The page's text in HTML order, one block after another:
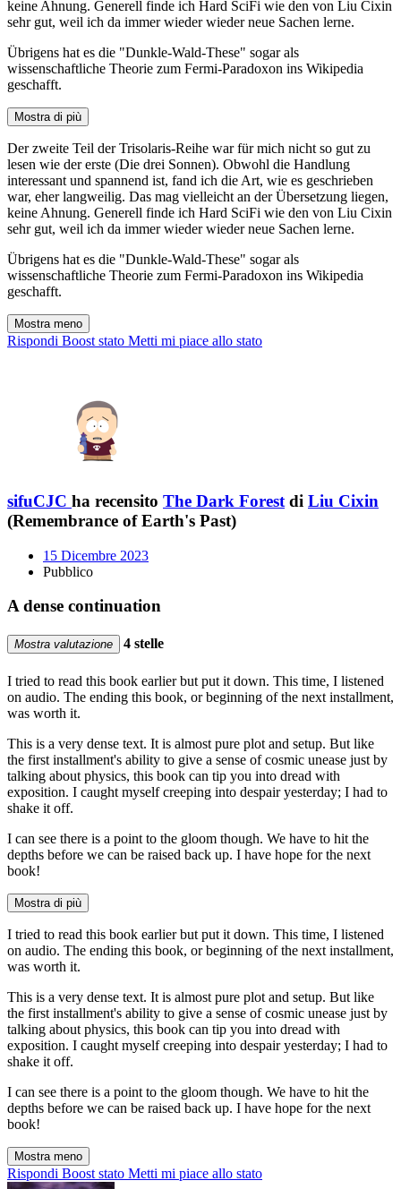
keine Ahnung. Generell finde ich Hard SciFi wie den von Liu Cixin
sehr gut, weil ich da immer wieder wieder neue Sachen lerne.
Übrigens hat es die "Dunkle-Wald-These" sogar als
wissenschaftliche Theorie zum Fermi-Paradoxon ins Wikipedia
geschafft.
Mostra di più
Der zweite Teil der Trisolaris-Reihe war für mich nicht so gut zu
lesen wie der erste (Die drei Sonnen). Obwohl die Handlung
interessant und spannend ist, fand ich die Art, wie es geschrieben
war, eher langweilig. Das mag vielleicht an der Übersetzung liegen,
keine Ahnung. Generell finde ich Hard SciFi wie den von Liu Cixin
sehr gut, weil ich da immer wieder wieder neue Sachen lerne.
Übrigens hat es die "Dunkle-Wald-These" sogar als
wissenschaftliche Theorie zum Fermi-Paradoxon ins Wikipedia
geschafft.
Mostra meno
Rispondi Boost stato Metti mi piace allo stato
sifuCJC ha recensito The Dark Forest di Liu Cixin
(Remembrance of Earth's Past)
15 Dicembre 2023
Pubblico
A dense continuation
Mostra valutazione 4 stelle
I tried to read this book earlier but put it down. This time, I listened
on audio. The ending this book, or beginning of the next installment,
was worth it.
This is a very dense text. It is almost pure plot and setup. But like
the first installment's ability to give a sense of cosmic unease just by
talking about physics, this book can tip you into dread with
exposition. I caught myself creeping into despair yesterday; I had to
shake it off.
I can see there is a point to the gloom though. We have to hit the
depths before we can be raised back up. I have hope for the next
book!
Mostra di più
I tried to read this book earlier but put it down. This time, I listened
on audio. The ending this book, or beginning of the next installment,
was worth it.
This is a very dense text. It is almost pure plot and setup. But like
the first installment's ability to give a sense of cosmic unease just by
talking about physics, this book can tip you into dread with
exposition. I caught myself creeping into despair yesterday; I had to
shake it off.
I can see there is a point to the gloom though. We have to hit the
depths before we can be raised back up. I have hope for the next
book!
Mostra meno
Rispondi Boost stato Metti mi piace allo stato